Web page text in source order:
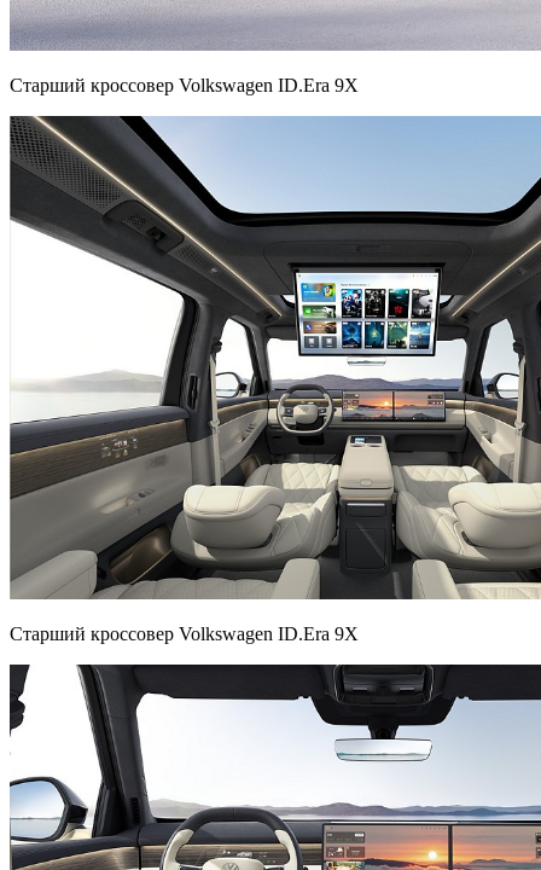
Старший кроссовер Volkswagen ID.Era 9X
Старший кроссовер Volkswagen ID.Era 9X